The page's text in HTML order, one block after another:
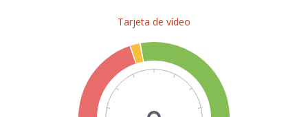
Tarjeta de vídeo